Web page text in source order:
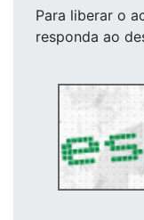
Para liberar o
responda ao